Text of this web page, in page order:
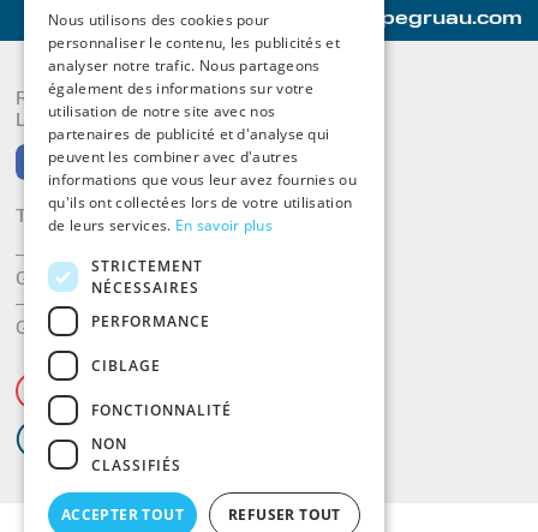
www.groupegruau.com
RETROUVEZ-NOUS SUR
LES RÉSEAUX SOCIAUX
TEL : 01.34.18.30.30
GAMMES GRUAU
GROUPE GRUAU
ÉCRIRE
© Copyright Groupe Gruau 2014
Nous utilisons des cookies pour
personnaliser le contenu, les publicités et
analyser notre trafic. Nous partageons
également des informations sur votre
utilisation de notre site avec nos
partenaires de publicité et d'analyse qui
peuvent les combiner avec d'autres
informations que vous leur avez fournies ou
qu'ils ont collectées lors de votre utilisation
de leurs services. En savoir plus
STRICTEMENT
NÉCESSAIRES
PERFORMANCE
CIBLAGE
FONCTIONNALITÉ
NON
CLASSIFIÉS
ACCEPTER TOUT REFUSER TOUT